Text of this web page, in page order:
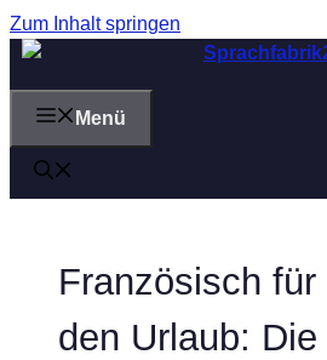
Zum Inhalt springen
Menü
Französisch für
den Urlaub: Die